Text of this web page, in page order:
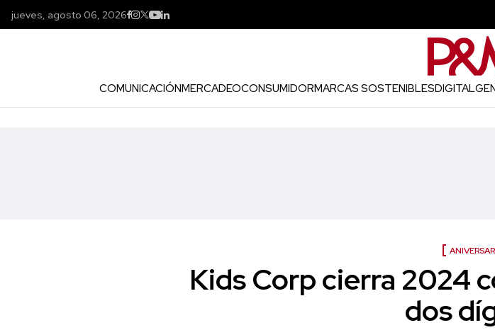
jueves, agosto 06, 2026
COMUNICACIÓNMERCADEOCONSUMIDORMARCAS SOSTENIBLESDIGITAL
Kids Corp cierra 2024
dos